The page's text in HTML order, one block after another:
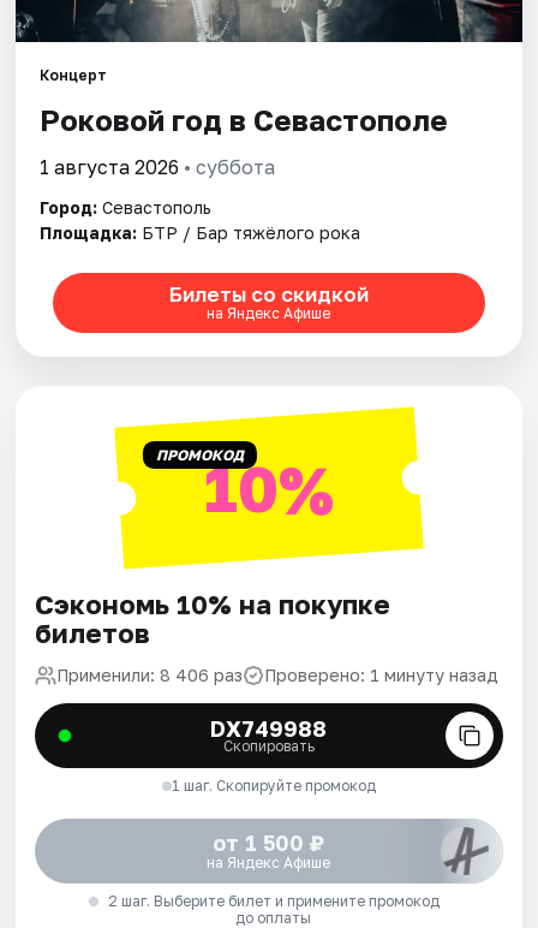
Артисты
Концерт
Роковой год в Севастополе
1 августа 2026 • суббота
Город: Севастополь
Площадка: БТР / Бар тяжёлого рока
Билеты со скидкой
на Яндекс Афише
ПРОМОКОД10%
Сэкономь 10% на покупке
билетов
Применили: 8 406 раз Проверено: 1 минуту назад
DX749988
Скопировать
1 шаг. Скопируйте промокод
от 1 500 ₽
на Яндекс Афише
2 шаг. Выберите билет и примените промокод
до оплаты